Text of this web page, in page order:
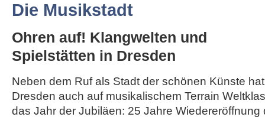
Die Musikstadt
Ohren auf! Klangwelten und
Spielstätten in Dresden
Neben dem Ruf als Stadt der schönen Künste hat
Dresden auch auf musikalischem Terrain
das Jahr der Jubiläen: 25 Jahre Wiedereröffnung